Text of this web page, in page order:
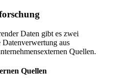
Daten gibt es zwei
aus
Quellen.
Quellen